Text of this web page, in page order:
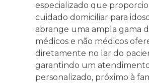
especializado que
cuidado domiciliar para
abrange uma ampla gama
médicos e não médicos
diretamente no lar do
garantindo um
personalizado, próximo à